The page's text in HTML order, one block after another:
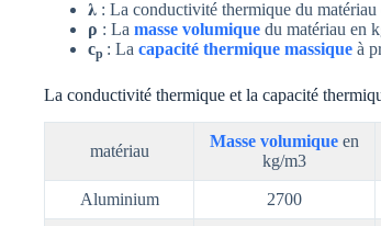
𝛌 : La conductivité thermique du matériau
ρ : La masse volumique du matériau en
cp : La capacité thermique massique à
La conductivité thermique et la capacité
matériau
Masse volumique en
kg/m3
Aluminium 2700